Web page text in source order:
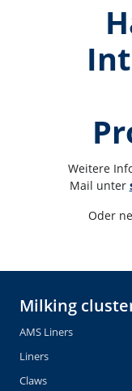
Weitere
Mail unter
Oder
Milking
AMS Liners
Liners
Claws